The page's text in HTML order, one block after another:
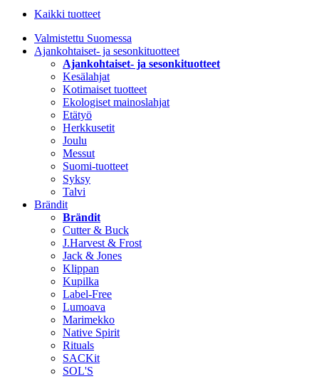
Kaikki tuotteet
Valmistettu Suomessa
Ajankohtaiset- ja sesonkituotteet
Ajankohtaiset- ja sesonkituotteet
Kesälahjat
Kotimaiset tuotteet
Ekologiset mainoslahjat
Etätyö
Herkkusetit
Joulu
Messut
Suomi-tuotteet
Syksy
Talvi
Brändit
Brändit
Cutter & Buck
J.Harvest & Frost
Jack & Jones
Klippan
Kupilka
Label-Free
Lumoava
Marimekko
Native Spirit
Rituals
SACKit
SOL'S